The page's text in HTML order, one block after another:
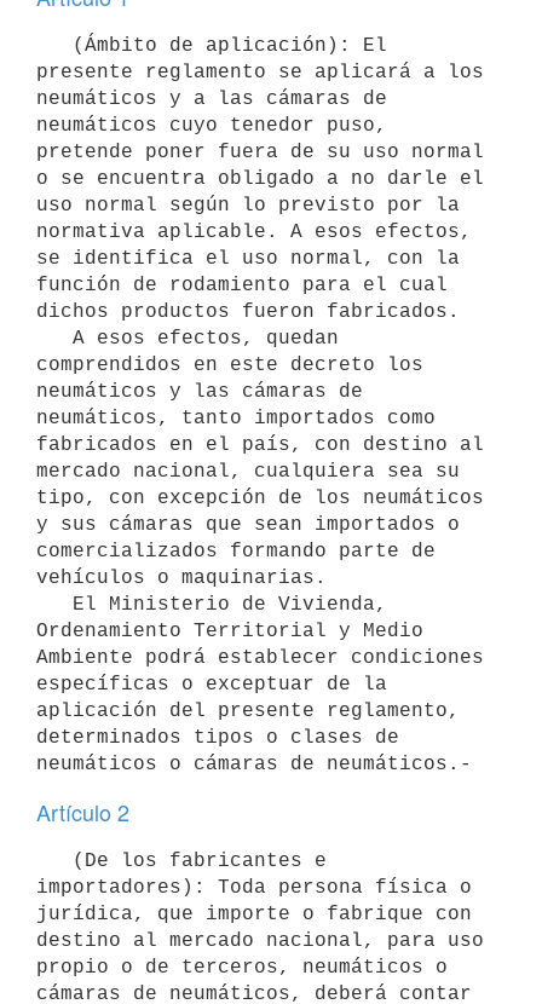
presente reglamento se aplicará a los
neumáticos y a las cámaras de
neumáticos cuyo tenedor puso,
pretende poner fuera de su uso normal
o se encuentra obligado a no darle el
uso normal según lo previsto por la
normativa aplicable. A esos efectos,
se identifica el uso normal, con la
función de rodamiento para el cual
dichos productos fueron fabricados.
comprendidos en este decreto los
neumáticos y las cámaras de
neumáticos, tanto importados como
fabricados en el país, con destino al
mercado nacional, cualquiera sea su
tipo, con excepción de los neumáticos
y sus cámaras que sean importados o
comercializados formando parte de
vehículos o maquinarias.
Ordenamiento Territorial y Medio
Ambiente podrá establecer condiciones
específicas o exceptuar de la
aplicación del presente reglamento,
determinados tipos o clases de
Artículo 2
importadores): Toda persona física o
jurídica, que importe o fabrique con
destino al mercado nacional, para uso
propio o de terceros, neumáticos o
cámaras de neumáticos, deberá contar